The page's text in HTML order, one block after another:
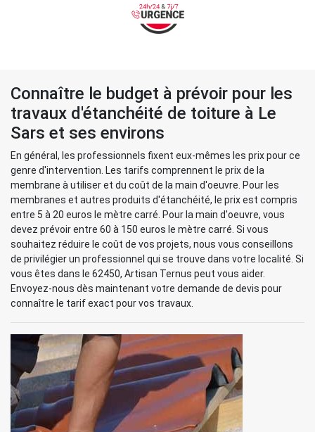
Connaître le budget à prévoir pour les
travaux d'étanchéité de toiture à Le
Sars et ses environs
En général, les professionnels fixent eux-mêmes les prix pour ce
genre d'intervention. Les tarifs comprennent le prix de la
membrane à utiliser et du coût de la main d'oeuvre. Pour les
membranes et autres produits d'étanchéité, le prix est compris
entre 5 à 20 euros le mètre carré. Pour la main d'oeuvre, vous
devez prévoir entre 60 à 150 euros le mètre carré. Si vous
souhaitez réduire le coût de vos projets, nous vous conseillons
de privilégier un professionnel qui se trouve dans votre localité. Si
vous êtes dans le 62450, Artisan Ternus peut vous aider.
Envoyez-nous dès maintenant votre demande de devis pour
connaître le tarif exact pour vos travaux.